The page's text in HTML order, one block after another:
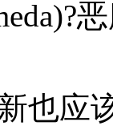
应该